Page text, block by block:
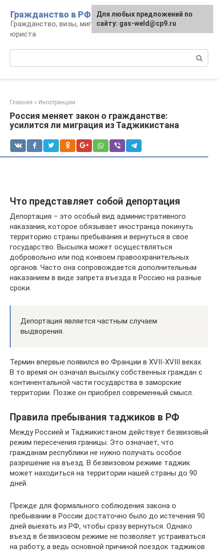
контенту
Гражданство в РФ
Гражданство, визы, миграция: консультации
юриста
Главная » Иностранцам
Россия меняет закон о гражданстве:
усилится ли миграция из Таджикистана
Что представляет собой депортация
Депортация – это особый вид административного
наказания, которое обязывает иностранца покинуть
территорию страны пребывания и вернуться в свое
государство. Высылка может осуществляться
добровольно или под конвоем правоохранительных
органов. Часто она сопровождается дополнительным
наказанием в виде запрета въезда в Россию на разные
сроки.
Депортация является частным случаем
выдворения.
Термин впервые появился во Франции в XVII-XVIII веках.
В то время он означал высылку собственных граждан с
континентальной части государства в заморские
территории. Позже он приобрел современный смысл.
Правила пребывания таджиков в РФ
Между Россией и Таджикистаном действует безвизовый
режим пересечения границы. Это означает, что
гражданам республики не нужно получать особое
разрешение на въезд. В безвизовом режиме таджик
может находиться на территории нашей страны до 90
дней.
Прежде для формального соблюдения закона о
пребывании в России достаточно было до истечения 90
дней выехать из РФ, чтобы сразу вернуться. Однако
въезд в безвизовом режиме не позволяет устраиваться
на работу, а ведь основной причиной поездок таджиков
Для любых предложений по
сайту: gas-weld@cp9.ru